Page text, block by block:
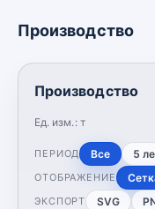
Производство
Производство
Ед. изм.: т
ПЕРИОД Все 5
ОТОБРАЖЕНИЕ
ЭКСПОРТ SVG